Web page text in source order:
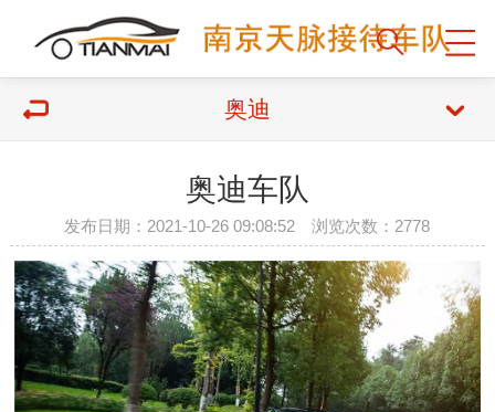
奥迪
奥迪车队
发布日期：2021-10-26 09:08:52 浏览次数：2778